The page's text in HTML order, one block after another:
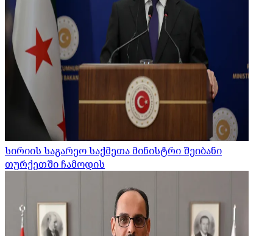
სირიის საგარეო საქმეთა მინისტრი შეიბანი
თურქეთში ჩამოდის